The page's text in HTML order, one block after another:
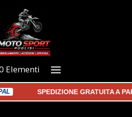
Elementi
SPEDIZIONE GRATUITA A